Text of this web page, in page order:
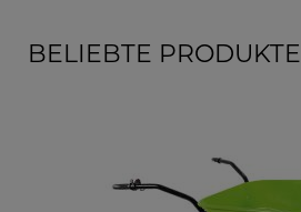
BELIEBTE PRODUKTE